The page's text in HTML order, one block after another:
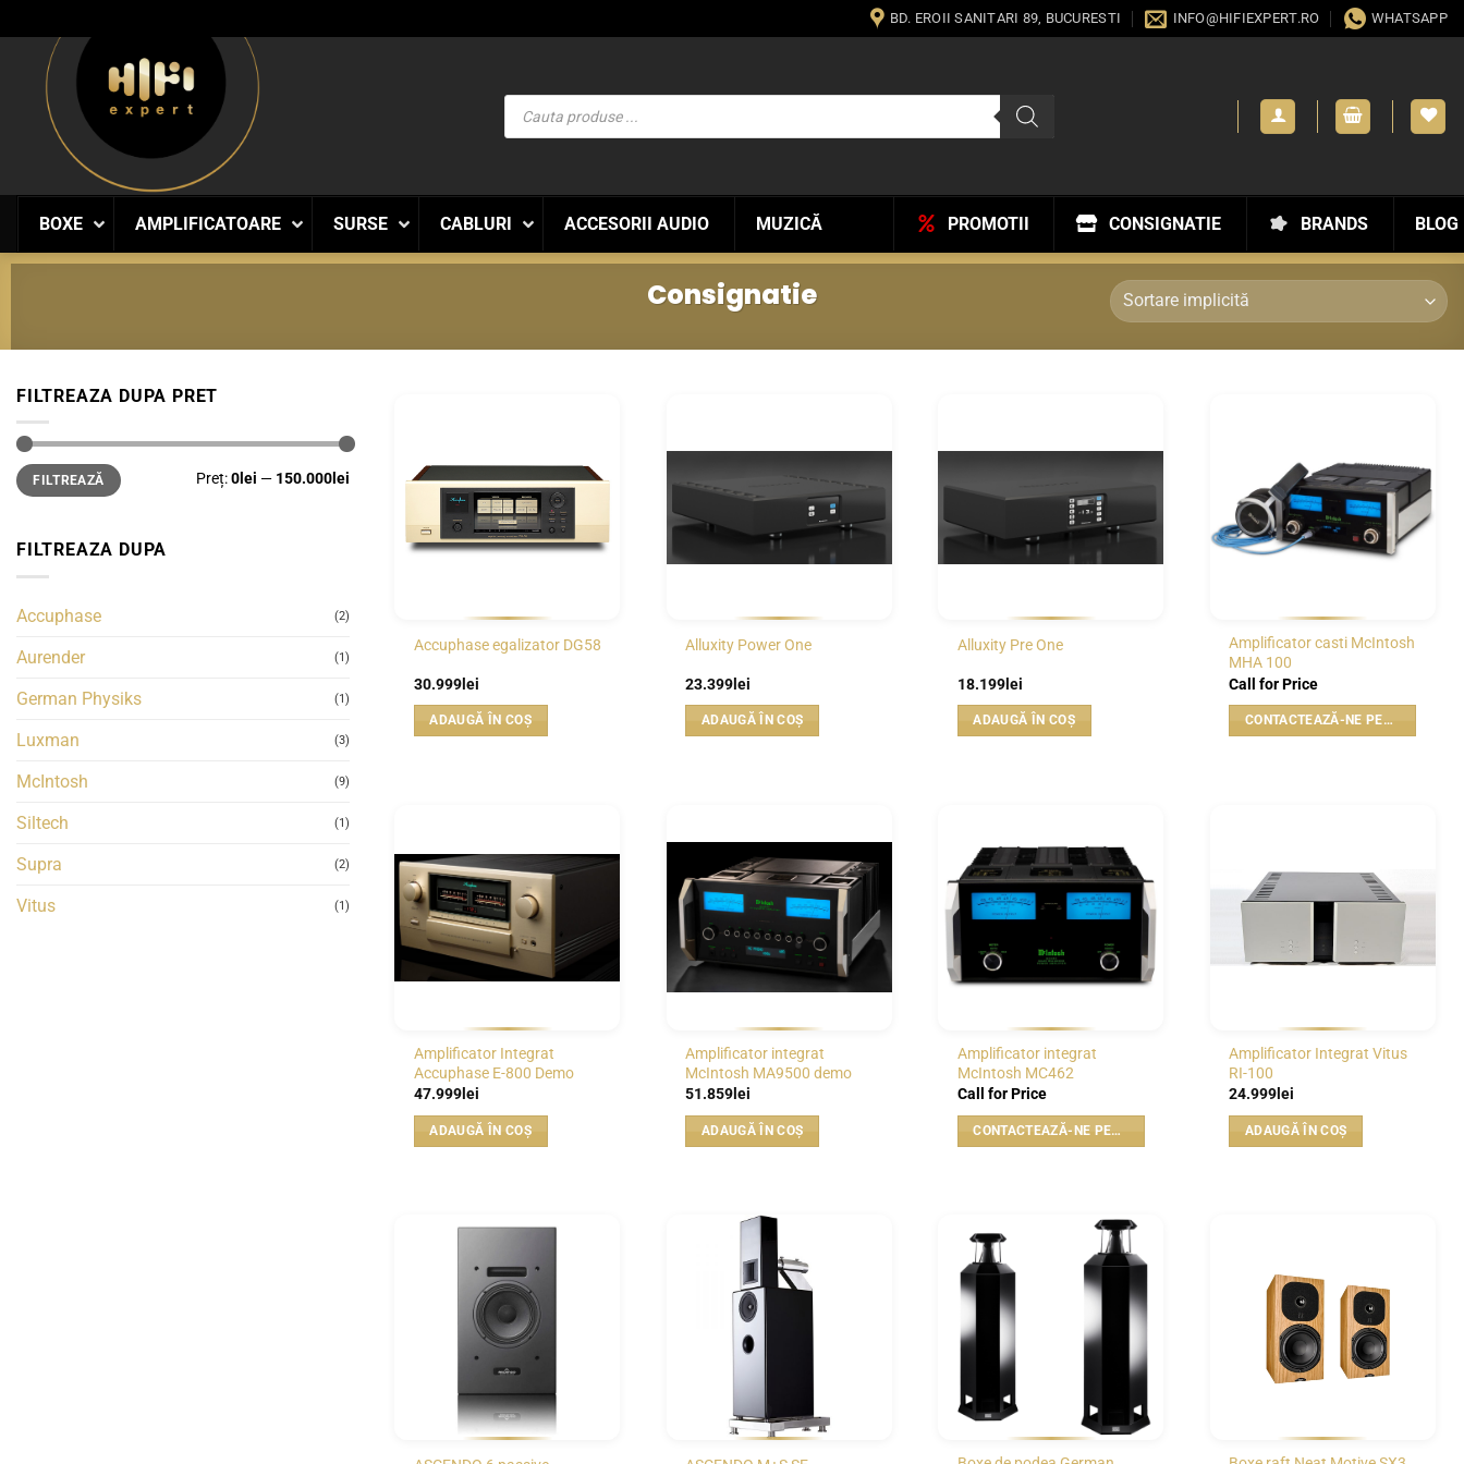
to
content
BD. EROII SANITARI 89, BUCURESTI INFO@HIFIEXPERT.RO WHATSAPP
Products
search
BOXE AMPLIFICATOARE SURSE CABLURI ACCESORII AUDIO MUZICĂ BLOG
BRANDS
CONSIGNATIE
PROMOTII
Consignatie
FILTREAZA DUPA PRET
Preț
minim
Preț
maximFILTREAZĂ Preț:0lei — 150.000lei
FILTREAZA DUPA
Accuphase (2)
Aurender (1)
German Physiks (1)
Luxman (3)
McIntosh (9)
Siltech (1)
Supra (2)
Vitus (1)
Accuphase egalizator DG58
30.999lei
ADAUGĂ ÎN COȘ
Alluxity Power One
23.399 lei
ADAUGĂ ÎN COȘ
Alluxity Pre One
18.199lei
ADAUGĂ ÎN COȘ
WISHLIST
Amplificator casti McIntosh
MHA 100
Call for Price
CONTACTEAZĂ-NE PENTRU PREȚ
WISHLIST
Amplificator Integrat
Accuphase E-800 Demo
47.999lei
ADAUGĂ ÎN COȘ
WISHLIST
Amplificator integrat
McIntosh MA9500 demo
51.859 lei
ADAUGĂ ÎN COȘ
WISHLIST
Amplificator integrat
McIntosh MC462
Call for Price
CONTACTEAZĂ-NE PENTRU PREȚ
WISHLIST
Amplificator Integrat Vitus
RI-100
24.999 lei
ADAUGĂ ÎN COȘ
WISHLIST WISHLIST